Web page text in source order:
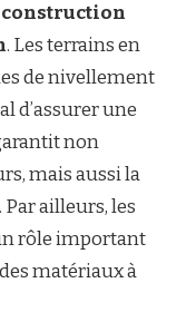
construction
. Les terrains en
de nivellement
d’assurer une
non
mais aussi la
ailleurs, les
rôle important
matériaux à